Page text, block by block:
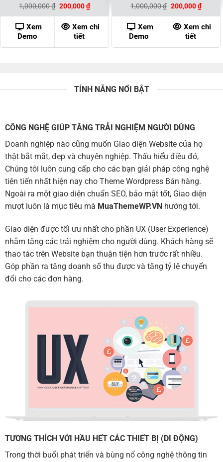
1,000,000₫ Giá
gốc
là:
1,000,000 ₫.
200,000₫Giá
hiện
tại
là:
200,000 ₫.
Xem
Demo
Xem chi
tiết
1,000,000₫ Giá
gốc
là:
1,000,000 ₫.
200,000₫Giá
hiện
tại
là:
Xem
Demo
Xem chi
tiết
TÍNH NĂNG NỔI BẬT
CÔNG NGHỆ GIÚP TĂNG TRẢI NGHIỆM NGƯỜI DÙNG
Doanh nghiệp nào cũng muốn Giao diện Website của họ
thật bắt mắt, đẹp và chuyên nghiệp. Thấu hiểu điều đó,
Chúng tôi luôn cung cấp cho các bạn giải pháp công nghệ
tiên tiến nhất hiện nay cho Theme Wordpress Bán hàng.
Ngoài ra một giao diện chuẩn SEO, bảo mật tốt, Giao diện
mượt luôn là mục tiêu mà MuaThemeWP.VN hướng tới.
Giao diện được tối ưu nhất cho phần UX (User Experience)
nhằm tăng các trải nghiệm cho người dùng. Khách hàng sẽ
thao tác trên Website bạn thuận tiện hơn trước rất nhiều.
Góp phần ra tăng doanh số thu được và tăng tỷ lệ chuyển
đổi cho các đơn hàng.
TƯƠNG THÍCH VỚI HẦU HẾT CÁC THIẾT BỊ (DI ĐỘNG)
Trong thời buổi phát triển và bùng nổ công nghệ thông tin